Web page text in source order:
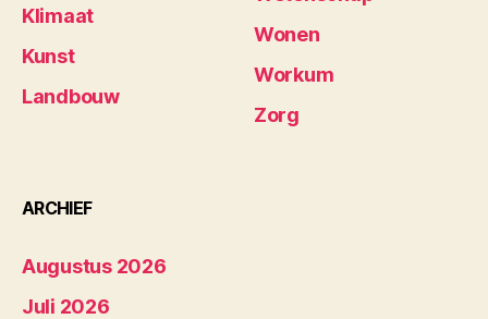
Klimaat
Kunst
Landbouw
Wonen
Workum
Zorg
ARCHIEF
Augustus 2026
Juli 2026